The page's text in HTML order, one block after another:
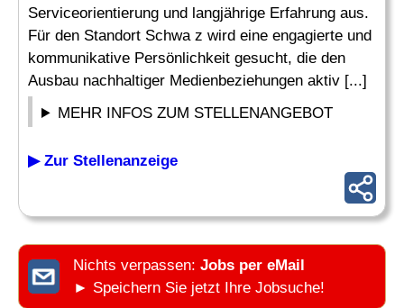
Serviceorientierung und langjährige Erfahrung aus.
Für den Standort Schwa z wird eine engagierte und
kommunikative Persönlichkeit gesucht, die den
Ausbau nachhaltiger Medienbeziehungen aktiv [...]
MEHR INFOS ZUM STELLENANGEBOT
▶ Zur Stellenanzeige
Nichts verpassen: Jobs per eMail
► Speichern Sie jetzt Ihre Jobsuche!